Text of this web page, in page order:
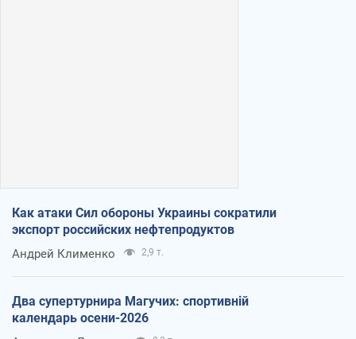
Как атаки Сил обороны Украины сократили
экспорт российских нефтепродуктов
Андрей Клименко 2,9 т.
Два супертурнира Магучих: спортивній
календарь осени-2026